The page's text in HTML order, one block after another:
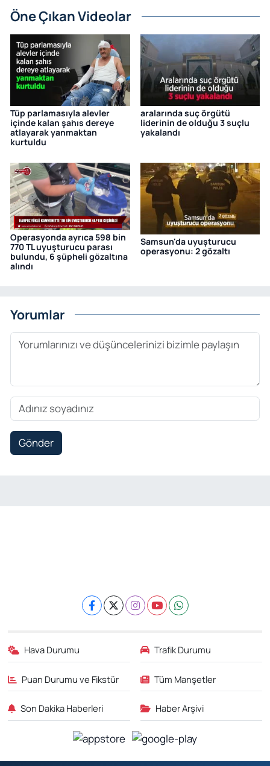
Öne Çıkan Videolar
Tüp parlamasıyla alevler
içinde kalan şahıs dereye
atlayarak yanmaktan
kurtuldu
aralarında suç örgütü
liderinin de olduğu 3 suçlu
yakalandı
Operasyonda ayrıca 598 bin
770 TL uyuşturucu parası
bulundu, 6 şüpheli gözaltına
alındı
Samsun'da uyuşturucu
operasyonu: 2 gözaltı
Yorumlar
Gönder
Hava Durumu Trafik Durumu
Puan Durumu ve Fikstür Tüm Manşetler
Son Dakika Haberleri Haber Arşivi